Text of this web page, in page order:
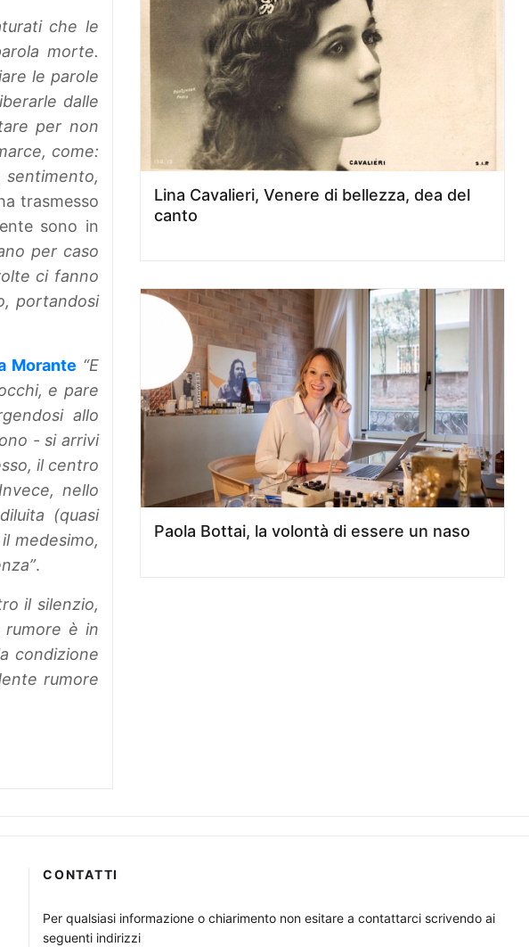
che le
morte.
le parole
dalle
per non
come:
sentimento,
trasmesso
sono in
per caso
ci fanno
portandosi
Morante “E
e pare
allo
- si arrivi
il centro
nello
(quasi
medesimo,
.
il silenzio,
è in
condizione
rumore
Lina Cavalieri, Venere di bellezza, dea del
canto
Paola Bottai, la volontà di essere un naso
CONTATTI
Per qualsiasi informazione o chiarimento non esitare a contattarci scrivendo ai
seguenti indirizzi